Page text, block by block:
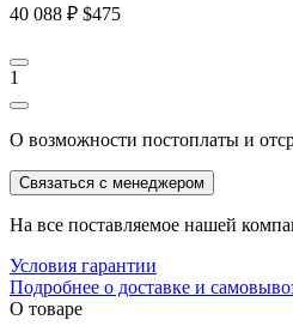
40 088 ₽ $475
1
О возможности постоплаты и
Связаться с менеджером
На все поставляемое нашей
Условия гарантии
Подробнее о доставке и
О товаре